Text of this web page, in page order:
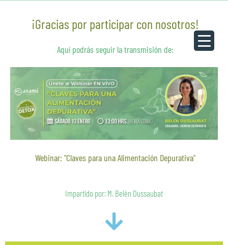
¡Gracias por participar con nosotros!
Aquí podrás seguir la transmisión de:
Webinar: "Claves para una Alimentación Depurativa"
Impartido por: M. Belén Dussaubat